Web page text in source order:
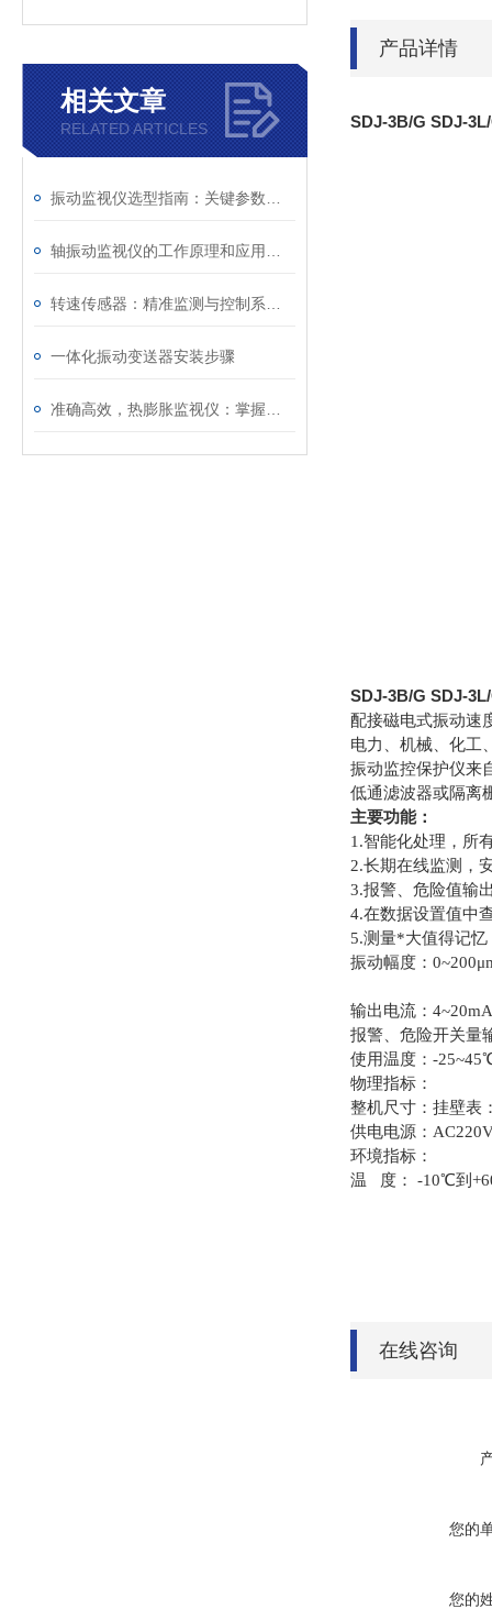
相关文章
RELATED ARTICLES
一体化振动变送器安装步骤
产品详情
SDJ-3B/G SDJ-
SDJ-3B/G SDJ-
配接磁电式振动速
电力、机械、化工
振动监控保护仪来
低通滤波器或隔离
主要功能：
1.智能化处理，所
2.长期在线监测，
3.报警、危险值输
4.在数据设置值中
5.测量*大值得记忆
振动幅度：
输出电流：4~20mA
报警、危险开关量
使用温度：-
物理指标：
整机尺寸：挂壁表
供电电源：
环境指标：
温 度： -10℃到
在线咨询
您的
您的